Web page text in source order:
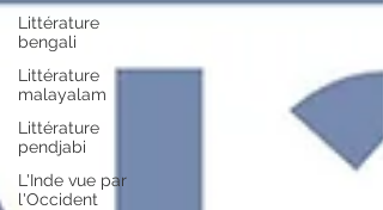
Littérature
bengali
Littérature
malayalam
Littérature
pendjabi
L'Inde vue par
l'Occident